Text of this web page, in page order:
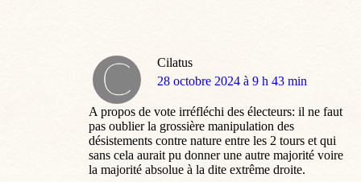
Cilatus
dit
28 octobre 2024 à 9 h 43 min
A propos de vote irréfléchi des électeurs: il ne faut
pas oublier la grossière manipulation des
désistements contre nature entre les 2 tours et qui
sans cela aurait pu donner une autre majorité voire
la majorité absolue à la dite extrême droite.